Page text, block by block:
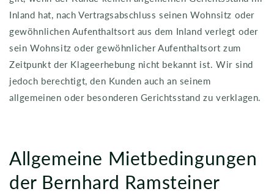
Inland hat, nach Vertragsabschluss seinen Wohnsitz oder
gewöhnlichen Aufenthaltsort aus dem Inland verlegt oder
sein Wohnsitz oder gewöhnlicher Aufenthaltsort zum
Zeitpunkt der Klageerhebung nicht bekannt ist. Wir sind
jedoch berechtigt, den Kunden auch an seinem
allgemeinen oder besonderen Gerichtsstand zu verklagen.
Allgemeine Mietbedingungen
der Bernhard Ramsteiner